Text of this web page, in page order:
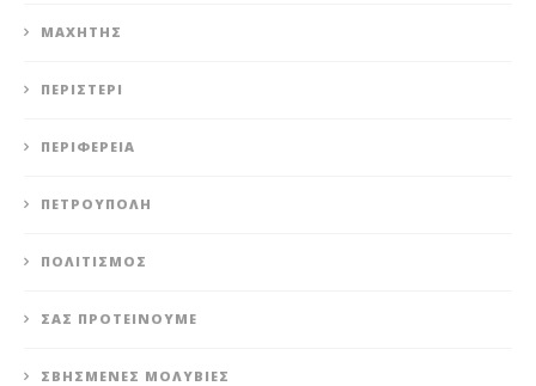
ΜΑΧΗΤΗΣ
ΠΕΡΙΣΤΈΡΙ
ΠΕΡΙΦΈΡΕΙΑ
ΠΕΤΡΟΎΠΟΛΗ
ΠΟΛΙΤΙΣΜΌΣ
ΣΑΣ ΠΡΟΤΕΊΝΟΥΜΕ
ΣΒΗΣΜΈΝΕΣ ΜΟΛΥΒΙΈΣ